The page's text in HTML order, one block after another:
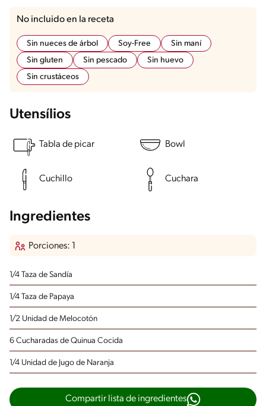
No incluido en la receta
Sin nueces de árbol Soy-Free
Sin maní
Sin gluten
Sin pescado
Sin huevo
Sin crustáceos
Utensílios
Tabla de picar Bowl
Cuchillo Cuchara
Ingredientes
Porciones: 1
1/4 Taza de Sandía
1/4 Taza de Papaya
1/2 Unidad de Melocotón
6 Cucharadas de Quinua Cocida
1/4 Unidad de Jugo de Naranja
Compartir lista de ingredientes